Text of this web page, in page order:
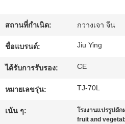
ทัวร์
โรงงาน
การ
สถานที่กำเนิด: กวางเจา จีน
ชื่อแบรนด์: Jiu Ying
ได้รับการรับรอง: CE
หมายเลขรุ่น: TJ-70L
เน้น ๆ: โรงงานแปรรูปผัก
fruit and